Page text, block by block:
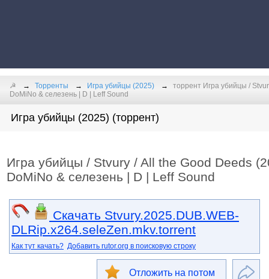
☭ Торренты Игра убийцы (2025)
торрент Игра убийцы /
DoMiNo & селезень | D | Leff Sound
Игра убийцы (2025) (торрент)
Игра убийцы / Stvury / All the Good Deeds
DoMiNo & селезень | D | Leff Sound
Скачать Stvury.2025.DUB.WEB-
DLRip.x264.seleZen.mkv.torrent
Как тут качать? Добавить rutor.org в поисковую строку
Отложить на потом